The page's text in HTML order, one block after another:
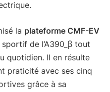
la plateforme CMF-EV
de l’A390_β tout
quotidien. Il en résulte
praticité avec ses cinq
grâce à sa